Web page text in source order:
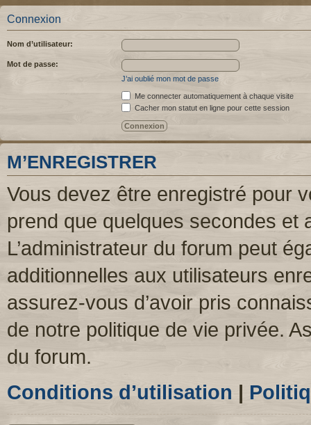
Connexion
Nom d’utilisateur:
Mot de passe:
J’ai oublié mon mot de passe
Me connecter automatiquement à chaque visite
Cacher mon statut en ligne pour cette session
M’ENREGISTRER
Vous devez être enregistré pour
prend que quelques secondes et
L’administrateur du forum peut
additionnelles aux utilisateurs
assurez-vous d’avoir pris
de notre politique de vie privée.
du forum.
Conditions d’utilisation |